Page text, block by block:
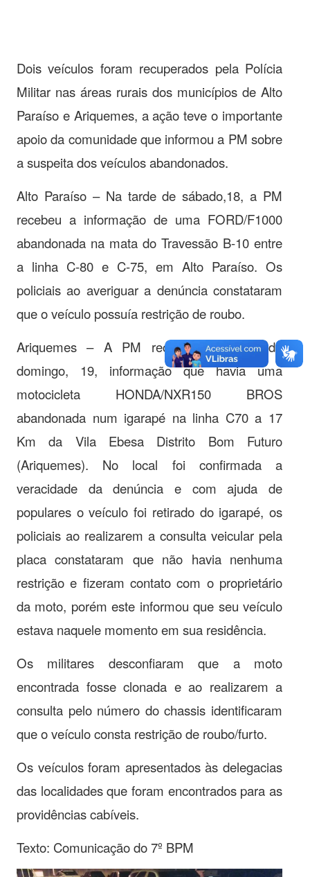
Dois veículos foram recuperados pela Polícia
Militar nas áreas rurais dos municípios de Alto
Paraíso e Ariquemes, a ação teve o importante
apoio da comunidade que informou a PM sobre
a suspeita dos veículos abandonados.
Alto Paraíso – Na tarde de sábado,18, a PM
recebeu a informação de uma FORD/F1000
abandonada na mata do Travessão B-10 entre
a linha C-80 e C-75, em Alto Paraíso. Os
policiais ao averiguar a denúncia constataram
que o veículo possuía restrição de roubo.
Ariquemes – A PM recebeu na tarde de
domingo, 19, informação que havia uma
motocicleta HONDA/NXR150 BROS
abandonada num igarapé na linha C70 a 17
Km da Vila Ebesa Distrito Bom Futuro
(Ariquemes). No local foi confirmada a
veracidade da denúncia e com ajuda de
populares o veículo foi retirado do igarapé, os
policiais ao realizarem a consulta veicular pela
placa constataram que não havia nenhuma
restrição e fizeram contato com o proprietário
da moto, porém este informou que seu veículo
estava naquele momento em sua residência.
Os militares desconfiaram que a moto
encontrada fosse clonada e ao realizarem a
consulta pelo número do chassis identificaram
que o veículo consta restrição de roubo/furto.
Os veículos foram apresentados às delegacias
das localidades que foram encontrados para as
providências cabíveis.
Texto: Comunicação do 7º BPM